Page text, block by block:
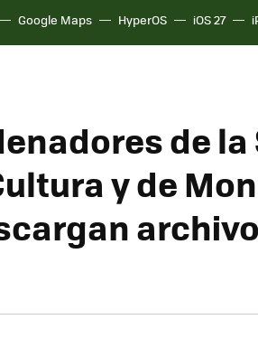
Google Maps HyperOS iOS 27
de la
y de